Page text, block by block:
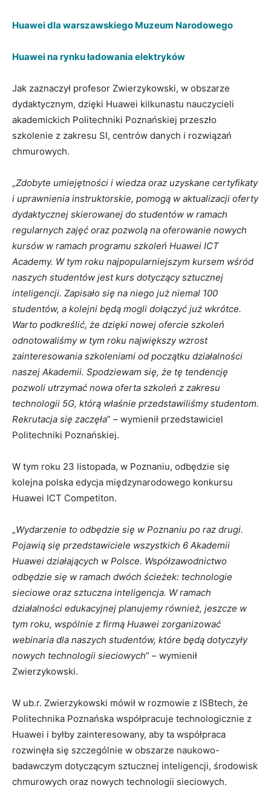
Huawei dla warszawskiego Muzeum Narodowego
Huawei na rynku ładowania elektryków
Jak zaznaczył profesor Zwierzykowski, w obszarze
dydaktycznym, dzięki Huawei kilkunastu nauczycieli
akademickich Politechniki Poznańskiej przeszło
szkolenie z zakresu SI, centrów danych i rozwiązań
chmurowych.
„Zdobyte umiejętności i wiedza oraz uzyskane certyfikaty
i uprawnienia instruktorskie, pomogą w aktualizacji oferty
dydaktycznej skierowanej do studentów w ramach
regularnych zajęć oraz pozwolą na oferowanie nowych
kursów w ramach programu szkoleń Huawei ICT
Academy. W tym roku najpopularniejszym kursem wśród
naszych studentów jest kurs dotyczący sztucznej
inteligencji. Zapisało się na niego już niemal 100
studentów, a kolejni będą mogli dołączyć już wkrótce.
Warto podkreślić, że dzięki nowej ofercie szkoleń
odnotowaliśmy w tym roku największy wzrost
zainteresowania szkoleniami od początku działalności
naszej Akademii. Spodziewam się, że tę tendencję
pozwoli utrzymać nowa oferta szkoleń z zakresu
technologii 5G, którą właśnie przedstawiliśmy studentom.
Rekrutacja się zaczęła” – wymienił przedstawiciel
Politechniki Poznańskiej.
W tym roku 23 listopada, w Poznaniu, odbędzie się
kolejna polska edycja międzynarodowego konkursu
Huawei ICT Competiton.
„Wydarzenie to odbędzie się w Poznaniu po raz drugi.
Pojawią się przedstawiciele wszystkich 6 Akademii
Huawei działających w Polsce. Współzawodnictwo
odbędzie się w ramach dwóch ścieżek: technologie
sieciowe oraz sztuczna inteligencja. W ramach
działalności edukacyjnej planujemy również, jeszcze w
tym roku, wspólnie z firmą Huawei zorganizować
webinaria dla naszych studentów, które będą dotyczyły
nowych technologii sieciowych” – wymienił
Zwierzykowski.
W ub.r. Zwierzykowski mówił w rozmowie z ISBtech, że
Politechnika Poznańska współpracuje technologicznie z
Huawei i byłby zainteresowany, aby ta współpraca
rozwinęła się szczególnie w obszarze naukowo-
badawczym dotyczącym sztucznej inteligencji, środowisk
chmurowych oraz nowych technologii sieciowych.